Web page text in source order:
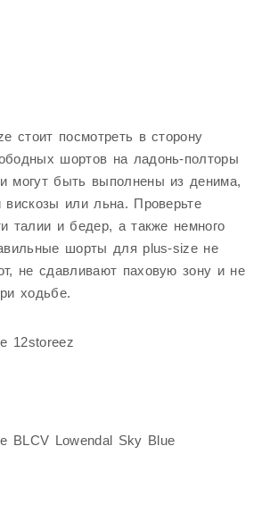
стоит посмотреть в сторону
шортов на ладонь-полторы
могут быть выполнены из денима,
вискозы или льна. Проверьте
талии и бедер, а также немного
шорты для plus-size не
не сдавливают паховую зону и не
ходьбе.
12storeez
BLCV Lowendal Sky Blue